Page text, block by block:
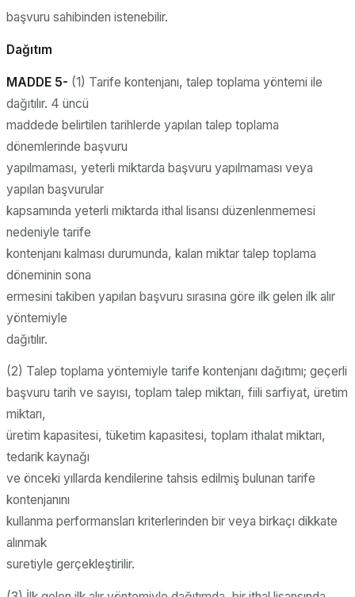
başvuru sahibinden istenebilir.
Dağıtım
MADDE 5- (1) Tarife kontenjanı, talep toplama yöntemi ile
dağıtılır. 4 üncü
maddede belirtilen tarihlerde yapılan talep toplama
dönemlerinde başvuru
yapılmaması, yeterli miktarda başvuru yapılmaması veya
yapılan başvurular
kapsamında yeterli miktarda ithal lisansı düzenlenmemesi
nedeniyle tarife
kontenjanı kalması durumunda, kalan miktar talep toplama
döneminin sona
ermesini takiben yapılan başvuru sırasına göre ilk gelen ilk alır
yöntemiyle
dağıtılır.
(2) Talep toplama yöntemiyle tarife kontenjanı dağıtımı; geçerli
başvuru tarih ve sayısı, toplam talep miktarı, fiili sarfiyat, üretim
miktarı,
üretim kapasitesi, tüketim kapasitesi, toplam ithalat miktarı,
tedarik kaynağı
ve önceki yıllarda kendilerine tahsis edilmiş bulunan tarife
kontenjanını
kullanma performansları kriterlerinden bir veya birkaçı dikkate
alınmak
suretiyle gerçekleştirilir.